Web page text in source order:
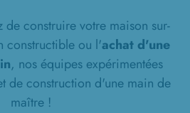
de construire votre maison sur-
constructible ou l'achat d'une
, nos équipes expérimentées
de construction d'une main de
maître !